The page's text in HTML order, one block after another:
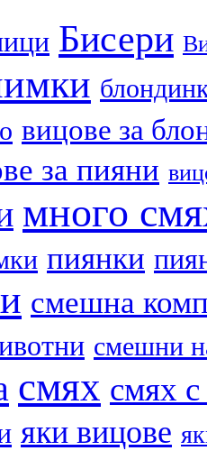
Бисери
вицове за
за пияни
много
пиянки
смешна
смешни
смях смях
яки вицове